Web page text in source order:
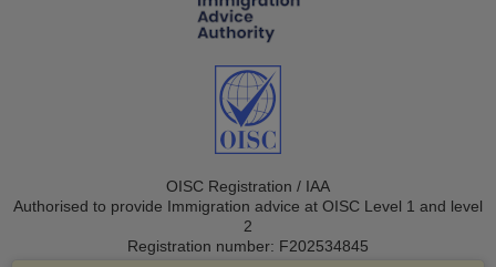
OISC Registration / IAA
Authorised to provide Immigration advice at OISC Level 1 and level
2
Registration number: F202534845